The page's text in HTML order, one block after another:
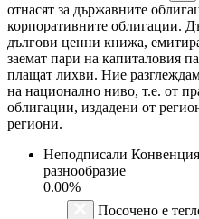
отнасят за държавните
корпоративните облигации.
дългови ценни книжа,
заемат пари на капиталовия
плащат лихви. Ние
на национално ниво, т.е. от
облигации, издадени от
региони.
Неподписали
разнообразие
0.00%
Посочено е